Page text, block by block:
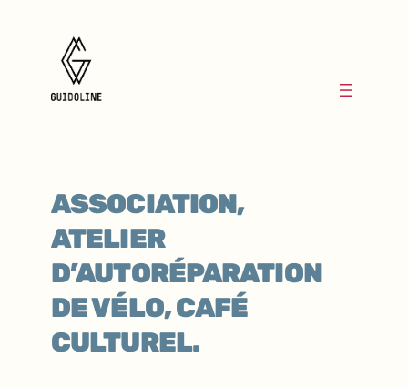
ASSOCIATION,
ATELIER
D’AUTORÉPARATION
DE VÉLO, CAFÉ
CULTUREL.